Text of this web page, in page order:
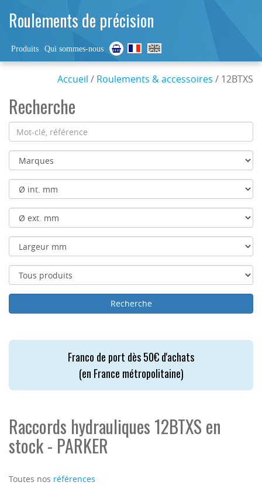
Roulements de précision
Produits Qui sommes-nous
Accueil / Roulements & accessoires / 12BTXS
Recherche
Franco de port dès 50€ d'achats
(en France métropolitaine)
Raccords hydrauliques 12BTXS en
stock - PARKER
Toutes nos références